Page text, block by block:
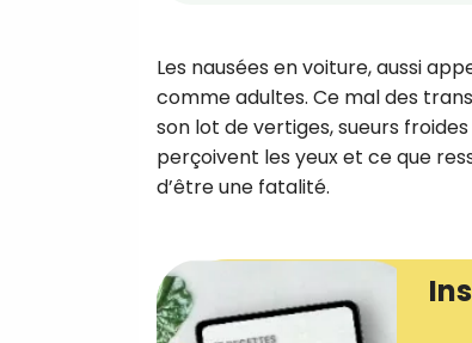
Les nausées en voiture, aussi
comme adultes. Ce mal des
son lot de vertiges, sueurs
perçoivent les yeux et ce que
d’être une fatalité.